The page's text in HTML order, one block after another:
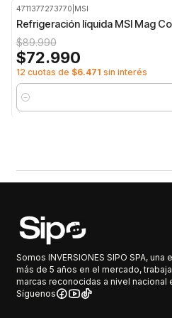
4711377273770 MSI
Refrigeración líquida MSI Mag
$89.990
$72.990
12 cuotas de $6.471 sin interés
Cantidad
Somos INVERSIONES SIPO SPA, una
más de 5 años en el mercado,
marcas reconocidas a nivel nacional
Síguenos